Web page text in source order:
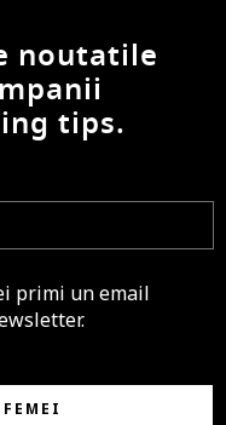
noutatile
tips.
primi un email